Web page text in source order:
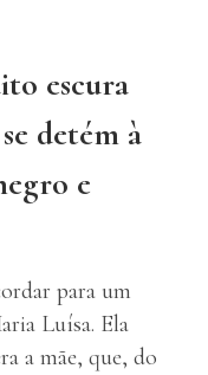
escura
detém à
e
para um
Luísa. Ela
a mãe, que, do